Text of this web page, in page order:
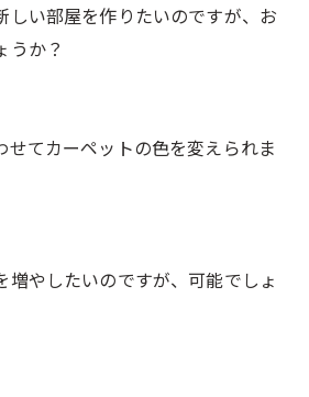
しい部屋を作りたいのですが、お
うか？
せてカーペットの色を変えられま
増やしたいのですが、可能でしょ